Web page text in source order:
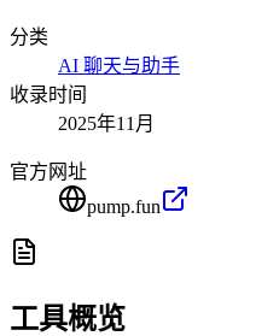
分类
AI 聊天与助手
收录时间
2025年11月
官方网址
pump.fun
工具概览